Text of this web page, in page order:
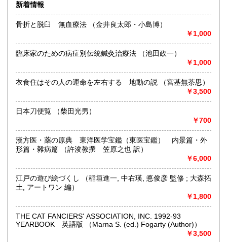
900円 900円
稀少・珍しい古書をご提供できるよう努力しております。
す。
沿線名：地下鉄桜通線
営業時間：10時より18時
定休日：不定休(買取出張により臨時休業)・年末年始
(12/30〜1/3)
漫画から専門書・技術書まであらゆるジャンルを買取りいた
新着情報
骨折と脱臼 無血療法 （金井良太郎・小島博）
￥1,000
臨床家のための病症別伝統鍼灸治療法 （池田政一）
￥1,000
衣食住はその人の運命を左右する 地動の説 （宮基無茶思）
￥3,500
日本刀便覧 （柴田光男）
￥700
漢方医・薬の原典 東洋医学宝鑑（東医宝鑑） 内景篇・外
形篇・雜病篇 （許浚教撰 笠原之也 訳）
￥6,000
江戸の遊び絵づくし （稲垣進一, 中右瑛, 悳俊彦 監修 ; 大森拓
土, アートワン 編）
￥1,800
THE CAT FANCIERS' ASSOCIATION, INC. 1992-93
YEARBOOK 英語版 （Marna S. (ed.) Fogarty (Author)）
￥3,500